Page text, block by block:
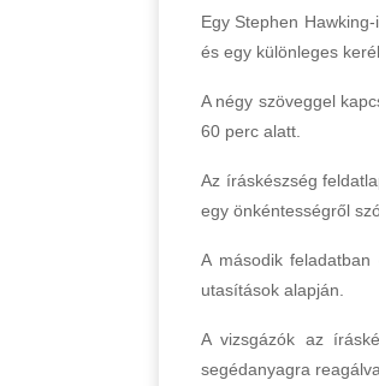
Egy Stephen
és egy különleges
A négy szöveggel
60 perc alatt.
Az íráskészség
egy önkéntességről
A második
utasítások alapján.
A vizsgázók az
segédanyagra